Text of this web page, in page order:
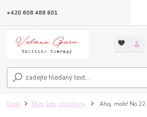
+420 608 488 601
Úvod Moře, léto, prázdniny Ahoj, moře!